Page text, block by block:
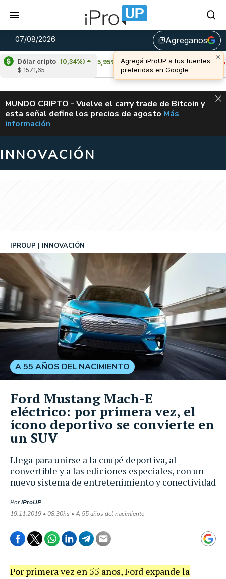
07/08/2026 library_addAgreganos
Dólar cripto (0,34%)
$ 1571,65
Cardano (5,95%)
u$s 0,20
Avalanche (-3,16%)
u$s 6,45
ALERTA
MUNDO CRIPTO - Vuelve el carry trade de Bitcoin y
esta señal define los precios de agosto VUELVE EL
Más
información
INNOVACIÓN
Llega para unirse a la coupé deportiva, al
convertible y a las ediciones especiales, con un
nuevo sistema de entretenimiento y conectividad
IPROUP INNOVACIÓN
PoriProUP
19.11.2019 • 08:30hs • A 55 años del nacimiento
A 55 AÑOS DEL NACIMIENTO
Ford Mustang Mach-E
eléctrico: por primera vez, el
ícono deportivo se convierte en
un SUV
Por primera vez en 55 años, Ford expande la